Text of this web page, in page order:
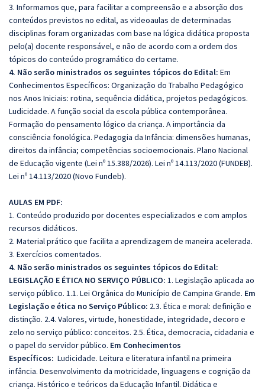
3. Informamos que, para facilitar a compreensão e a absorção dos
conteúdos previstos no edital, as videoaulas de determinadas
disciplinas foram organizadas com base na lógica didática proposta
pelo(a) docente responsável, e não de acordo com a ordem dos
tópicos do conteúdo programático do certame.
4. Não serão ministrados os seguintes tópicos do Edital: Em
Conhecimentos Específicos: Organização do Trabalho Pedagógico
nos Anos Iniciais: rotina, sequência didática, projetos pedagógicos.
Ludicidade. A função social da escola pública contemporânea.
Formação do pensamento lógico da criança. A importância da
consciência fonológica. Pedagogia da Infância: dimensões humanas,
direitos da infância; competências socioemocionais. Plano Nacional
de Educação vigente (Lei nº 15.388/2026). Lei nº 14.113/2020 (FUNDEB).
Lei nº 14.113/2020 (Novo Fundeb).
AULAS EM PDF:
1. Conteúdo produzido por docentes especializados e com amplos
recursos didáticos.
2. Material prático que facilita a aprendizagem de maneira acelerada.
3. Exercícios comentados.
4. Não serão ministrados os seguintes tópicos do Edital:
LEGISLAÇÃO E ÉTICA NO SERVIÇO PÚBLICO: 1. Legislação aplicada ao
serviço público. 1.1. Lei Orgânica do Município de Campina Grande. Em
Legislação e ética no Serviço Público: 2.3. Ética e moral: definição e
distinção. 2.4. Valores, virtude, honestidade, integridade, decoro e
zelo no serviço público: conceitos. 2.5. Ética, democracia, cidadania e
o papel do servidor público. Em Conhecimentos
Específicos: Ludicidade. Leitura e literatura infantil na primeira
infância. Desenvolvimento da motricidade, linguagens e cognição da
criança. Histórico e teóricos da Educação Infantil. Didática e